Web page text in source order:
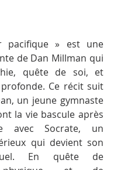
pacifique » est une
de Dan Millman qui
quête de soi, et
Ce récit suit
un jeune gymnaste
la vie bascule après
avec Socrate, un
qui devient son
En quête de